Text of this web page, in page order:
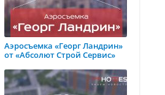
Аэросъемка «Георг Ландрин»
от «Абсолют Строй Сервис»